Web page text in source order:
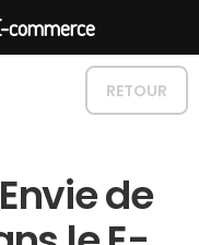
RETOUR
de
commerce